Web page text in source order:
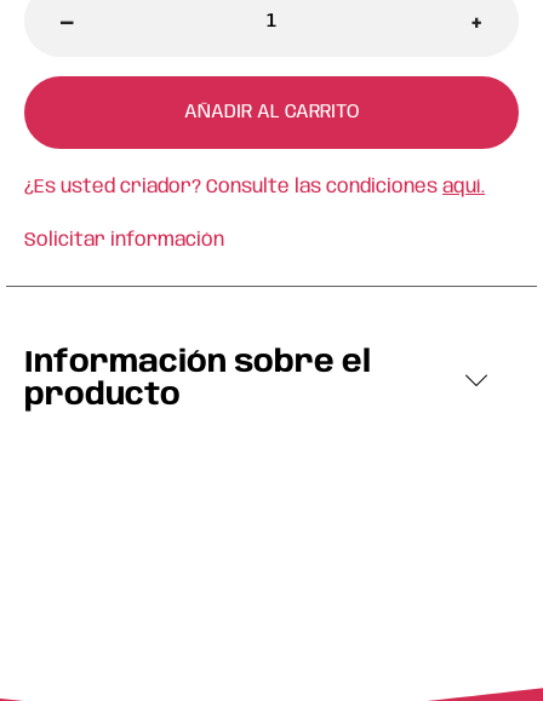
- +
AÑADIR AL CARRITO
¿Es usted criador? Consulte las condiciones aquí.
Solicitar información
Información sobre el
producto